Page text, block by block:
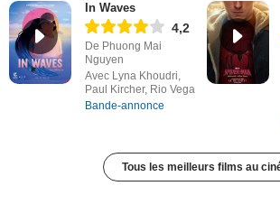
In Waves
4,2
De Phuong Mai
Nguyen
Avec Lyna Khoudri,
Paul Kircher, Rio Vega
Bande-annonce
Tous les meilleurs films au